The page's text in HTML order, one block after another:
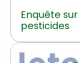
Enquête
pesticides